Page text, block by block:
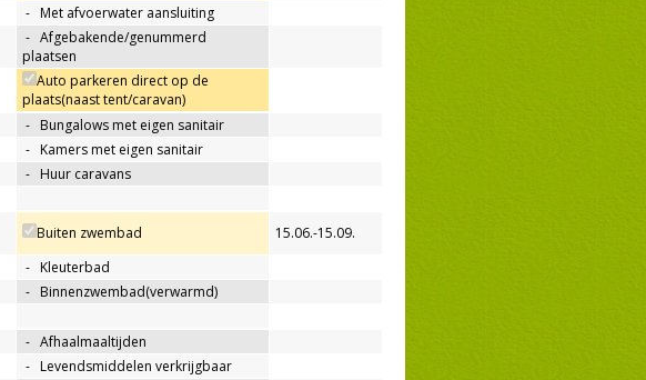
- Met afvoerwater aansluiting
- Afgebakende/genummerd
plaatsen
Auto parkeren direct op de
plaats(naast tent/caravan)
- Bungalows met eigen sanitair
- Kamers met eigen sanitair
- Huur caravans
Buiten zwembad
15.06.-15.09.
- Kleuterbad
- Binnenzwembad(verwarmd)
- Afhaalmaaltijden
- Levendsmiddelen verkrijgbaar